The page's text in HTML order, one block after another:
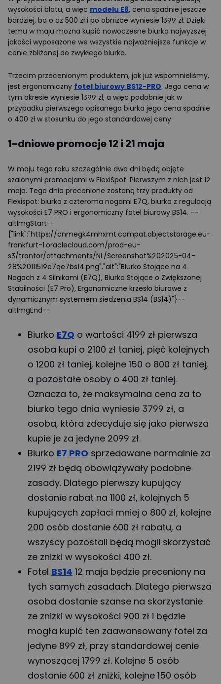
wysokości blatu, a więc modelu E8, cena spadnie jeszcze
bardziej, bo o aż 500 zł i po obniżce wyniesie 1399 zł. Dzięki
temu w maju można kupić nowoczesne biurko najwyższej
jakości wyposażone we wszystkie najważniejsze funkcje w
cenie zbliżonej do zwykłego biurka.
Trzecim przecenionym produktem, jak już wspomnieliśmy,
jest ergonomiczny fotel biurowy BS12-PRO. Jego cena w
tym okresie wyniesie 1399 zł, a więc podobnie jak w
przypadku pierwszego opisanego biurka jego cena spadnie
o 400 zł w stosunku do jego standardowej ceny.
1-dniowe promocje 12 i 21 maja
W maju tego roku szczególnie dwa dni będą objęte
szalonymi promocjami w FlexiSpot. Pierwszym z nich jest 12
maja. Tego dnia precenione zostaną trzy produkty od
Flexispot: biurko z czteroma nogami E7Q, biurko z regulacją
wysokości E7 PRO i ergonomiczny fotel biurowy BS14. --
altImgStart--
{"link":"https://cnmegk4mhxmt.compat.objectstorage.eu-
frankfurt-1.oraclecloud.com/prod-eu-
s3/trantor/attachments/NL/Screenshot%202025-04-
28%20111519e7qe7bs14.png","alt":"Biurko Stojące na 4
Nogach z 4 Silnikami (E7Q), Biurko Stojące o Zwiększonej
Stabilności (E7 Pro), Ergonomiczne krzesło biurowe z
dynamicznym systemem siedzenia BS14 (BS14)"}--
altImgEnd--
Biurko E7Q o wartości 4199 zł pierwsza
osoba kupi o 2100 zł taniej, pięć kolejnych
o 1200 zł taniej, kolejne 150 o 800 zł taniej,
a pozostałe osoby o 400 zł taniej.
Oznacza to, że maksymalna cena za to
biurko tego dnia wyniesie 3799 zł, a
osoba, która zdecyduje się jako pierwsza
kupie je za jedyne 2099 zł.
Biurko E7 PRO sprzedawane normalnie za
2199 zł będą obowiązywały podobne
zasady. Dlatego pierwszy kupujący
dostanie rabat na 1100 zł, kolejnych 5
kupujących zapłaci mniej o 800 zł, kolejne
200 osób dostanie 600 zł rabatu, a
wszyscy pozostali będą mogli skorzystać
ze zniżki w wysokości 400 zł.
Fotel BS14 12 maja będzie preceniony na
tych samych zasadach. Dlatego pierwsza
osoba dostanie szanse na skorzystanie
ze zniżki w wysokości 900 zł i będzie
mogła kupić ten zaawansowany fotel za
jedyne 899 zł, przy standardowej cenie
wynoszącej 1799 zł. Kolejne 5 osób
dostanie 600 zł zniżki, kolejne 150 osób